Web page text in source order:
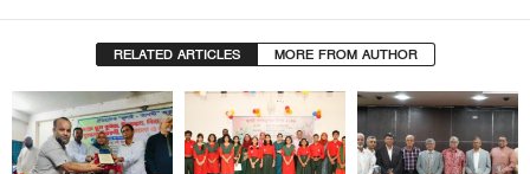
RELATED ARTICLES MORE FROM AUTHOR